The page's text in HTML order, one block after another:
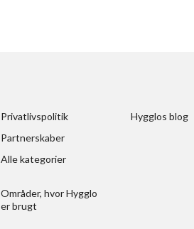
Privatlivspolitik
Partnerskaber
Alle kategorier
Områder, hvor Hygglo
er brugt
Hygglos blog